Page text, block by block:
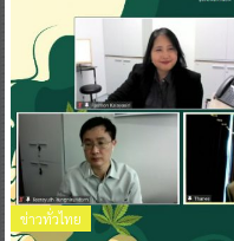
ข่าวทั่วไทย